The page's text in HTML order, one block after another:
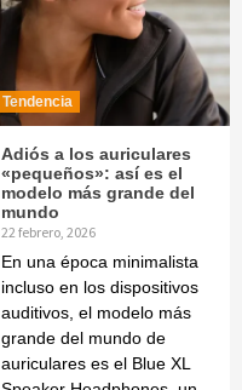
Tendencia
Adiós a los auriculares
«pequeños»: así es el
modelo más grande del
mundo
22 febrero, 2026
En una época minimalista
incluso en los dispositivos
auditivos, el modelo más
grande del mundo de
auriculares es el Blue XL